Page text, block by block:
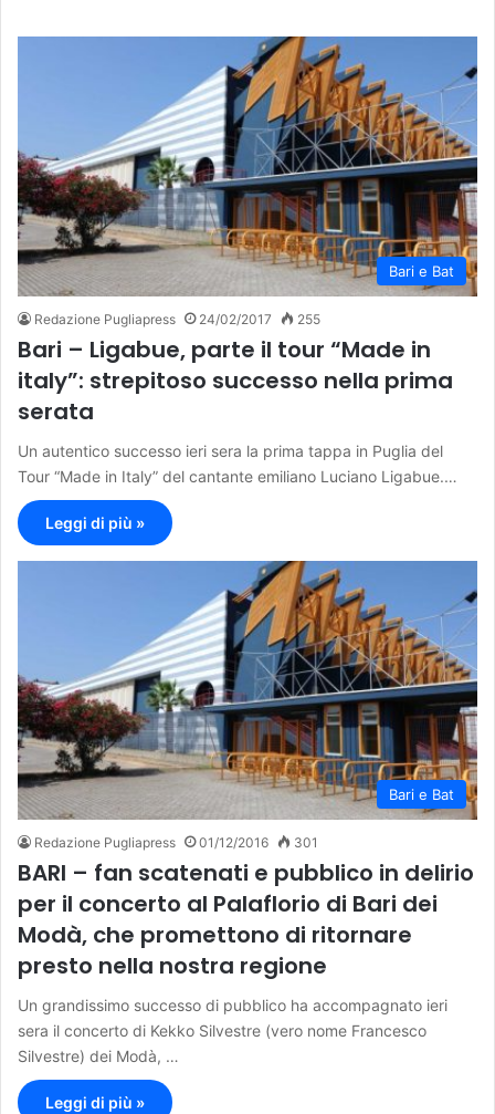
Bari e Bat
Redazione Pugliapress 24/02/2017 255
Bari – Ligabue, parte il tour “Made in
italy”: strepitoso successo nella prima
serata
Un autentico successo ieri sera la prima tappa in Puglia del
Tour “Made in Italy” del cantante emiliano Luciano Ligabue.…
Leggi di più »
Bari e Bat
Redazione Pugliapress 01/12/2016 301
BARI – fan scatenati e pubblico in delirio
per il concerto al Palaflorio di Bari dei
Modà, che promettono di ritornare
presto nella nostra regione
Un grandissimo successo di pubblico ha accompagnato ieri
sera il concerto di Kekko Silvestre (vero nome Francesco
Silvestre) dei Modà, …
Leggi di più »